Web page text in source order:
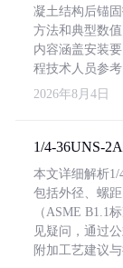
凝土结构后锚
方法和典型数
内容涵盖安装
程技术人员参考
2026年8月4日
1/4-36UNS-
本文详细解析1/
包括外径、螺
（ASME B1.1
见疑问，通过
附加工艺建议与